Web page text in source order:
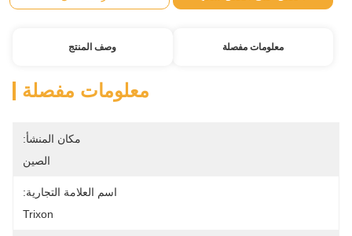
معلومات مفصلة وصف المنتج
معلومات مفصلة
مكان المنشأ:
الصين
اسم العلامة التجارية:
Trixon